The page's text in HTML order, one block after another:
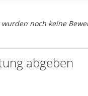
noch keine
abgeben